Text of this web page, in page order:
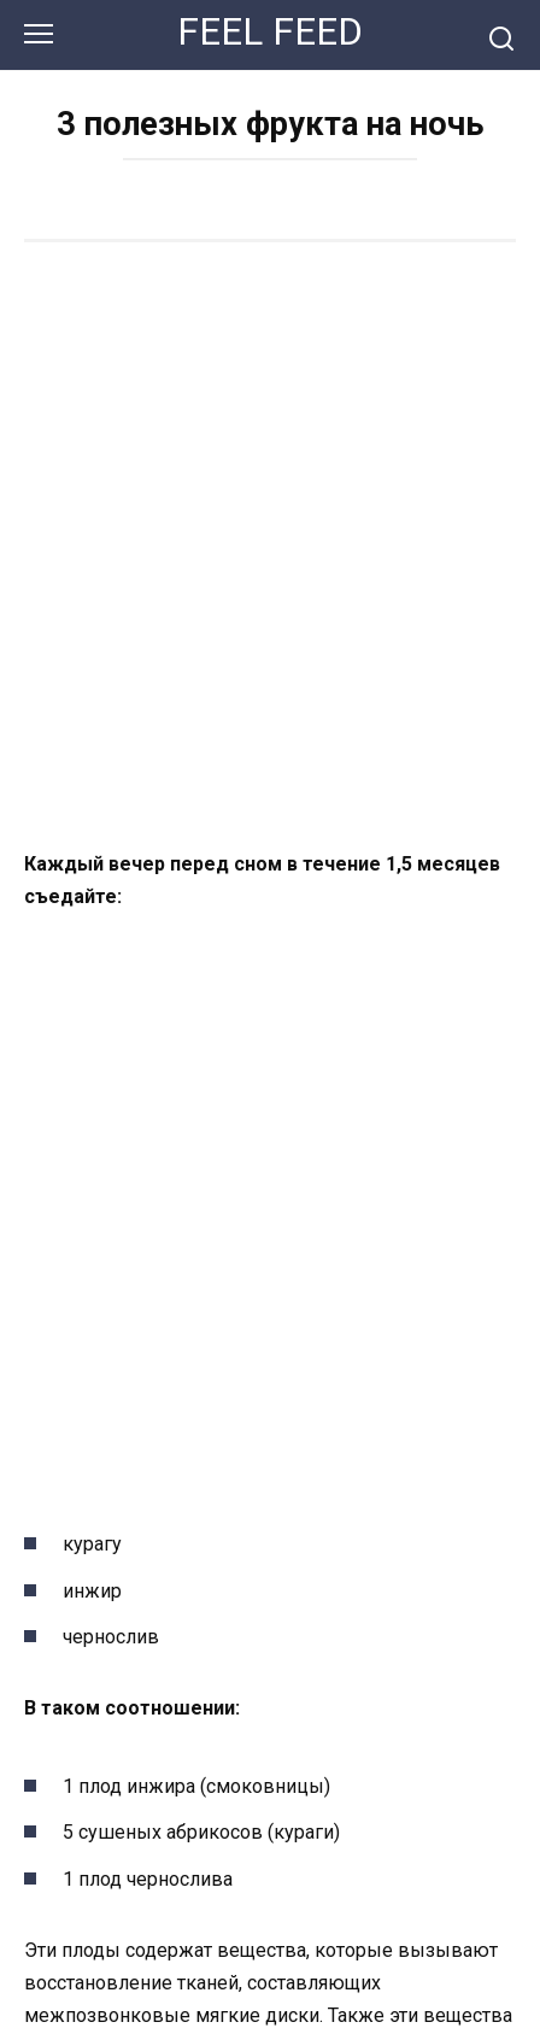
контенту
FEEL FEED
3 полезных фрукта на ночь
Каждый вечер перед сном в течение 1,5 месяцев
съедайте:
курагу
инжир
чернослив
В таком соотношении:
1 плод инжира (смоковницы)
5 сушеных абрикосов (кураги)
1 плод чернослива
Эти плоды содержат вещества, которые вызывают
восстановление тканей, составляющих
межпозвонковые мягкие диски. Также эти вещества